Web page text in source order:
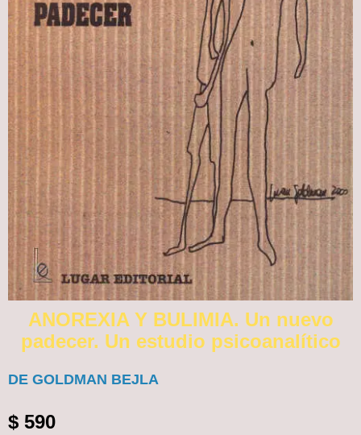
ANOREXIA Y BULIMIA. Un nuevo
padecer. Un estudio psicoanalítico
DE GOLDMAN BEJLA
$ 590